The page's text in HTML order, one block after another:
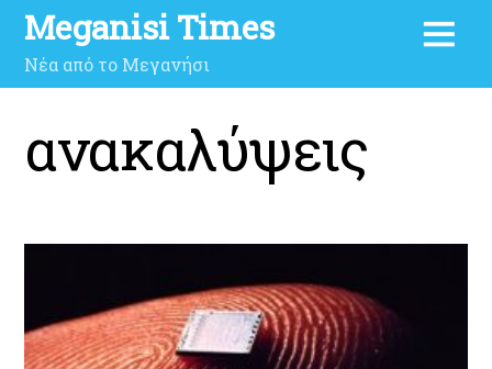
Meganisi Times
Νέα από το Μεγανήσι
ανακαλύψεις